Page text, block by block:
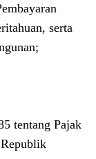
serta
tentang Pajak